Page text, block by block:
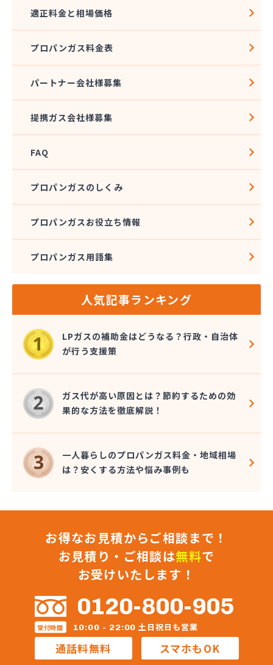
河村燃料店
角広ガス
割又商店
株式会社アドニス
株式会社あみや商事 本社
株式会社エイチティーピー
株式会社エイチティーピー
株式会社エス・アイ東海
株式会社オーテック
株式会社オーテック 西三河営業所
株式会社ガスキット
株式会社ガステム
株式会社ガスパル 岡崎販売所
株式会社カネコ
株式会社カネ庄
株式会社クラシアン岡崎支社
株式会社コクネ
株式会社コザカヤ 春日井営業所
株式会社コジマガス
株式会社コジマガス ライフアップサポート
株式会社コンプロ産工
株式会社シェル石油豊橋LPG充填工場
株式会社しんせきプロパン部
株式会社スギサン化学
株式会社スマイルガステクノロジー
株式会社バンノ
株式会社フジプロ
株式会社フジプロ刈谷営業所
株式会社ホームガス東海
株式会社ホームガス東海 楽田ショップ
株式会社マルエイ名古屋支店
株式会社マルコー
株式会社マルハチ
株式会社マルマン
適正料金と相場価格
プロパンガス料金表
パートナー会社様募集
提携ガス会社様募集
FAQ
プロパンガスのしくみ
プロパンガスお役立ち情報
プロパンガス用語集
人気記事ランキング
LPガスの補助金はどうなる？行政・自治体
が行う支援策
ガス代が高い原因とは？節約するための効
果的な方法を徹底解説！
一人暮らしのプロパンガス料金・地域相場
は？安くする方法や悩み事例も
お得なお見積からご相談まで！
お見積り・ご相談は無料で
お受けいたします！
0120-800-905
受付時間 10:00 - 22:00 土日祝日も営業
通話料無料 スマホもOK